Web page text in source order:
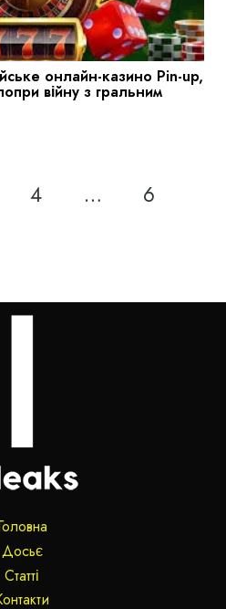
онлайн-казино Pin-up,
війну з гральним
4 … 6
Досьє
Статті